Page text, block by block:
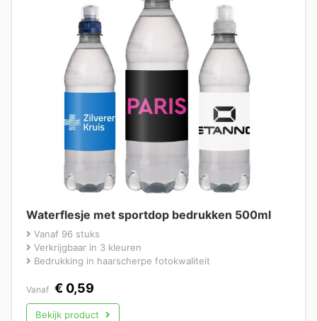
Waterflesje met sportdop bedrukken 500ml
Vanaf 96 stuks
Verkrijgbaar in 3 kleuren
Bedrukking in haarscherpe fotokwaliteit
Vanaf € 0,59
Bekijk product